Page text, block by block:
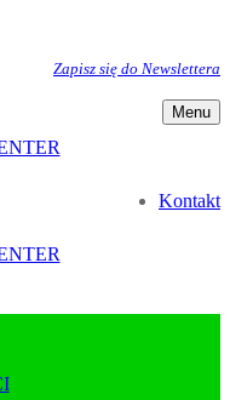
Zapisz się do Newslettera
Menu
Kontakt